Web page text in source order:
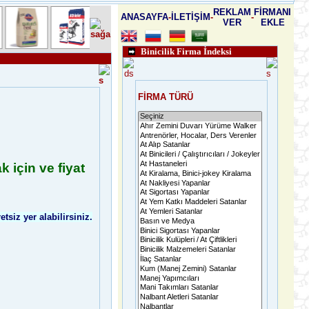
için ve fiyat
yer alabilirsiniz.
ANASAYFA- İLETİŞİM-REKLAM
VER
-FİRMANI
EKLE
Binicilik Firma İndeksi
FİRMA TÜRÜ